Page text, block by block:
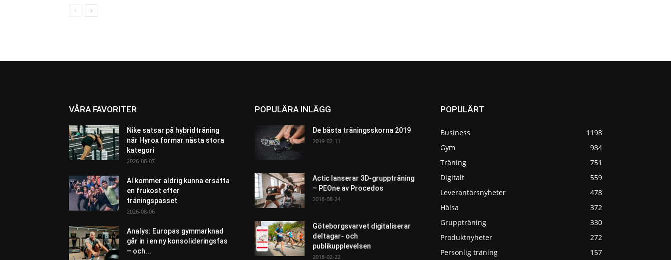
VÅRA FAVORITER
Nike satsar på hybridträning
när Hyrox formar nästa stora
kategori
2026-08-07
AI kommer aldrig kunna ersätta
en frukost efter
träningspasset
2026-08-06
Analys: Europas gymmarknad
går in i en ny konsolideringsfas
– och...
POPULÄRA INLÄGG
De bästa träningsskorna 2019
2019-02-11
Actic lanserar 3D-gruppträning
– PEOne av Procedos
2018-08-24
Göteborgsvarvet digitaliserar
deltagar- och
publikupplevelsen
2018-02-22
POPULÄRT
Business
1198
Gym
984
Träning
751
Digitalt
559
Leverantörsnyheter
478
Hälsa
372
Gruppträning
330
Produktnyheter
272
Personlig träning
157